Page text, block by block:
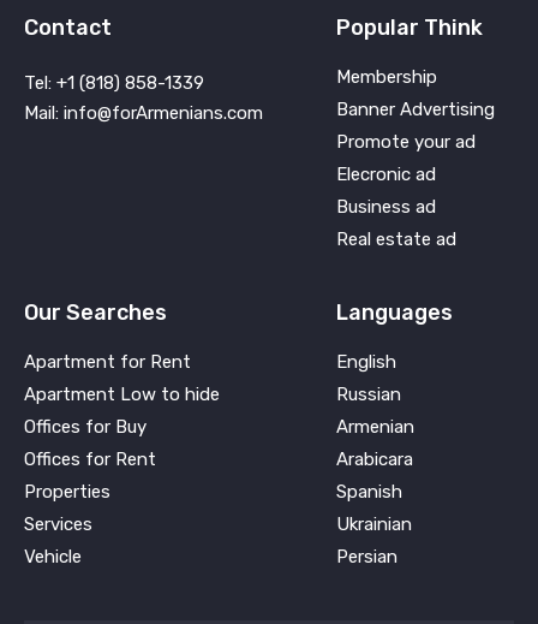
Contact
Tel: +1 (818) 858-1339
Mail: info@forArmenians.com
Popular Think
Membership
Banner Advertising
Promote your ad
Elecronic ad
Business ad
Real estate ad
Our Searches
Apartment for Rent
Apartment Low to hide
Offices for Buy
Offices for Rent
Properties
Services
Vehicle
Languages
English
Russian
Armenian
Arabicara
Spanish
Ukrainian
Persian